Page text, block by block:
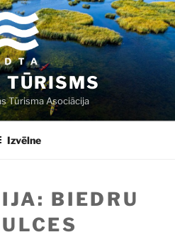
TŪRISMS
Tūrisma Asociācija
Izvēlne
BIEDRU